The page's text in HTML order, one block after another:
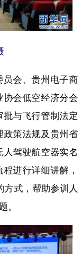
山西
江苏
重庆
西藏
宁夏
한국어
会、贵州电子商
会低空经济分会
与飞行管制法定
策法规及贵州省
驾驶航空器实名
进行详细讲解，
方式，帮助参训人
。